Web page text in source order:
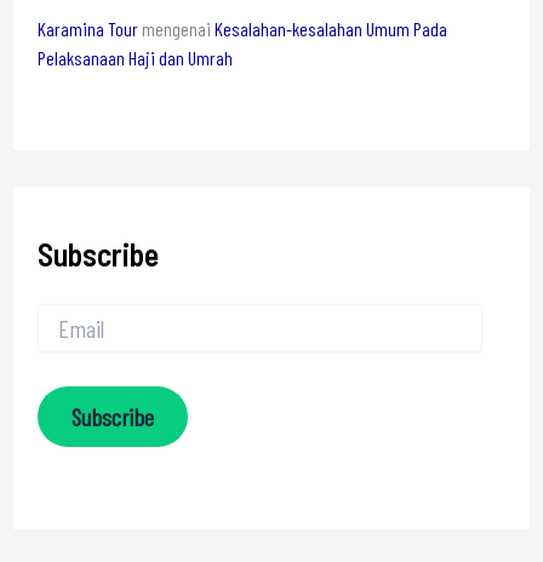
Karamina Tourmengenai Kesalahan-kesalahan Umum Pada
Pelaksanaan Haji dan Umrah
Subscribe
Subscribe